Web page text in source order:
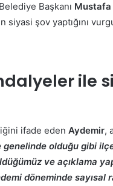
Başkanı Mustafa
siyasi şov yaptığını
ile
ifade eden Aydemir,
genelinde olduğu gibi
ve açıklama
döneminde sayısal